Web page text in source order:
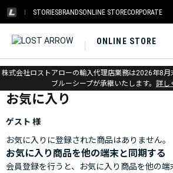
STORIESBRANDSONLINE STORECORPORATE
ONLINE STORE
株式会社ロストアローの輸入代理店業務は2026年8
ブルーシープが承継いたします。 詳し
ホーム > お気に入り
お気に入り
ゲスト 様
お気に入りに登録された商品はありません。
お気に入り商品を他の端末と同期する
会員登録を行うと、お気に入り商品を他の